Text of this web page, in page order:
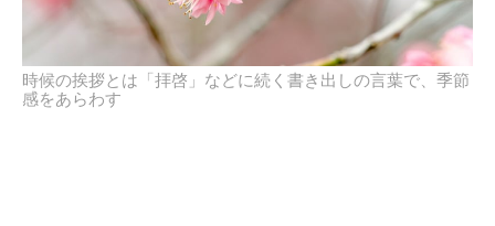
時候の挨拶とは「拝啓」などに続く書き出しの言葉で、季節
感をあらわす